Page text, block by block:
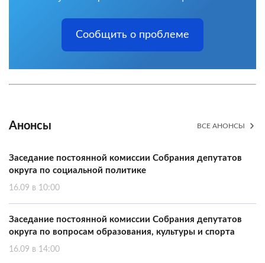
Сообщить о проблеме
Анонсы ВСЕ АНОНСЫ
Заседание постоянной комиссии Собрания депутатов
округа по социальной политике
16.09 в 10:00
Заседание постоянной комиссии Собрания депутатов
округа по вопросам образования, культуры и спорта
16.09 в 14:00